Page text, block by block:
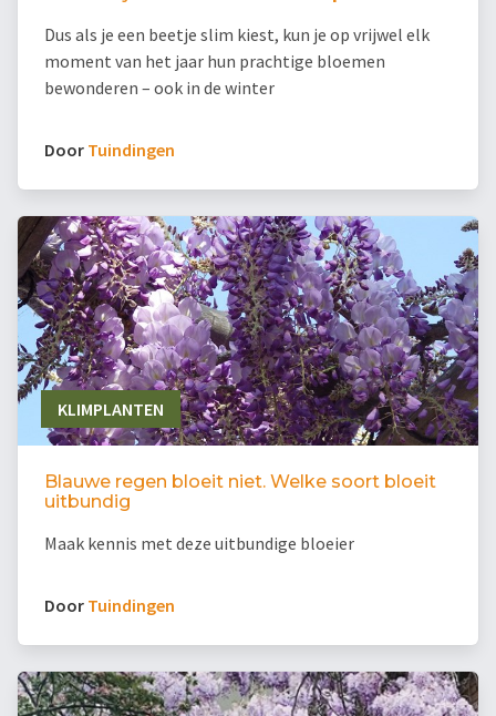
Dus als je een beetje slim kiest, kun je op vrijwel elk
moment van het jaar hun prachtige bloemen
bewonderen – ook in de winter
Door Tuindingen
KLIMPLANTEN
Blauwe regen bloeit niet. Welke soort bloeit
uitbundig
Maak kennis met deze uitbundige bloeier
Door Tuindingen